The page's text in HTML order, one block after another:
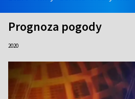
Prognoza pogody
2020